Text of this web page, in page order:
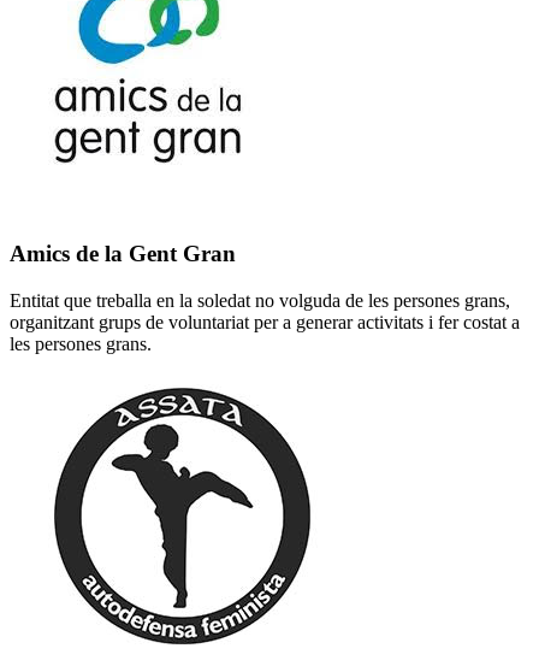
Amics de la Gent Gran
Entitat que treballa en la soledat no volguda de les persones grans,
organitzant grups de voluntariat per a generar activitats i fer costat a
les persones grans.